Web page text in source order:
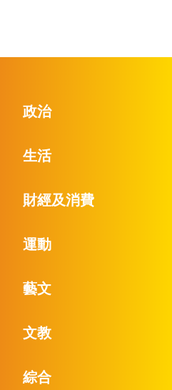
政治
生活
財經及消費
運動
藝文
文教
綜合